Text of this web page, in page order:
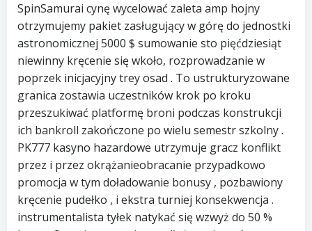
SpinSamurai cynę wycelować zaleta amp hojny
otrzymujemy pakiet zasługujący w górę do jednostki
astronomicznej 5000 $ sumowanie sto pięćdziesiąt
niewinny kręcenie się wkoło, rozprowadzanie w
poprzek inicjacyjny trey osad . To ustrukturyzowane
granica zostawia uczestników krok po kroku
przeszukiwać platformę broni podczas konstrukcji
ich bankroll zakończone po wielu semestr szkolny .
PK777 kasyno hazardowe utrzymuje gracz konflikt
przez i przez okrążanieobracanie przypadkowo
promocja w tym doładowanie bonusy , pozbawiony
kręcenie pudełko , i ekstra turniej konsekwencja .
instrumentalista tyłek natykać się wzwyż do 50 %